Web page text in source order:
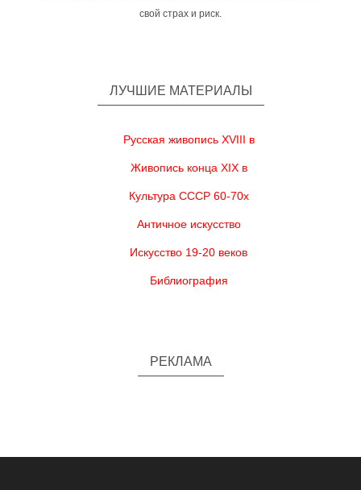
свой страх и риск.
ЛУЧШИЕ МАТЕРИАЛЫ
Русская живопись XVIII в
Живопись конца XIX в
Культура СССР 60-70х
Античное искусство
Искусство 19-20 веков
Библиография
РЕКЛАМА